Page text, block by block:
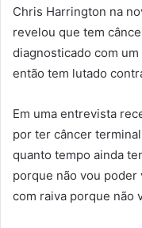
Chris Harrington na
revelou que tem
diagnosticado com
então tem lutado
Em uma entrevista
por ter câncer
quanto tempo ainda
porque não vou
com raiva porque não